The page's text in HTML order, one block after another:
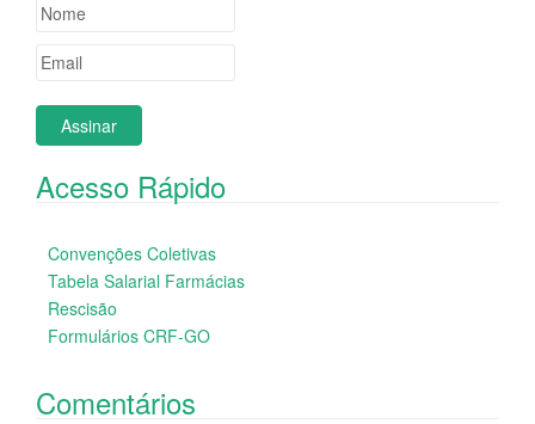
Acesso Rápido
Convenções Coletivas
Tabela Salarial Farmácias
Rescisão
Formulários CRF-GO
Comentários